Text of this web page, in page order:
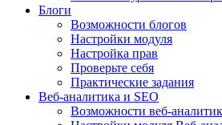
Блоги
Возможности блогов
Настройки модуля
Настройка прав
Проверьте себя
Практические задания
Веб-аналитика и SEO
Возможности веб-